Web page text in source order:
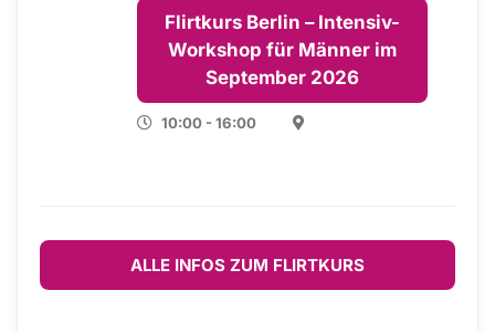
Flirtkurs Berlin – Intensiv-
Workshop für Männer im
September 2026
10:00 - 16:00
ALLE INFOS ZUM FLIRTKURS